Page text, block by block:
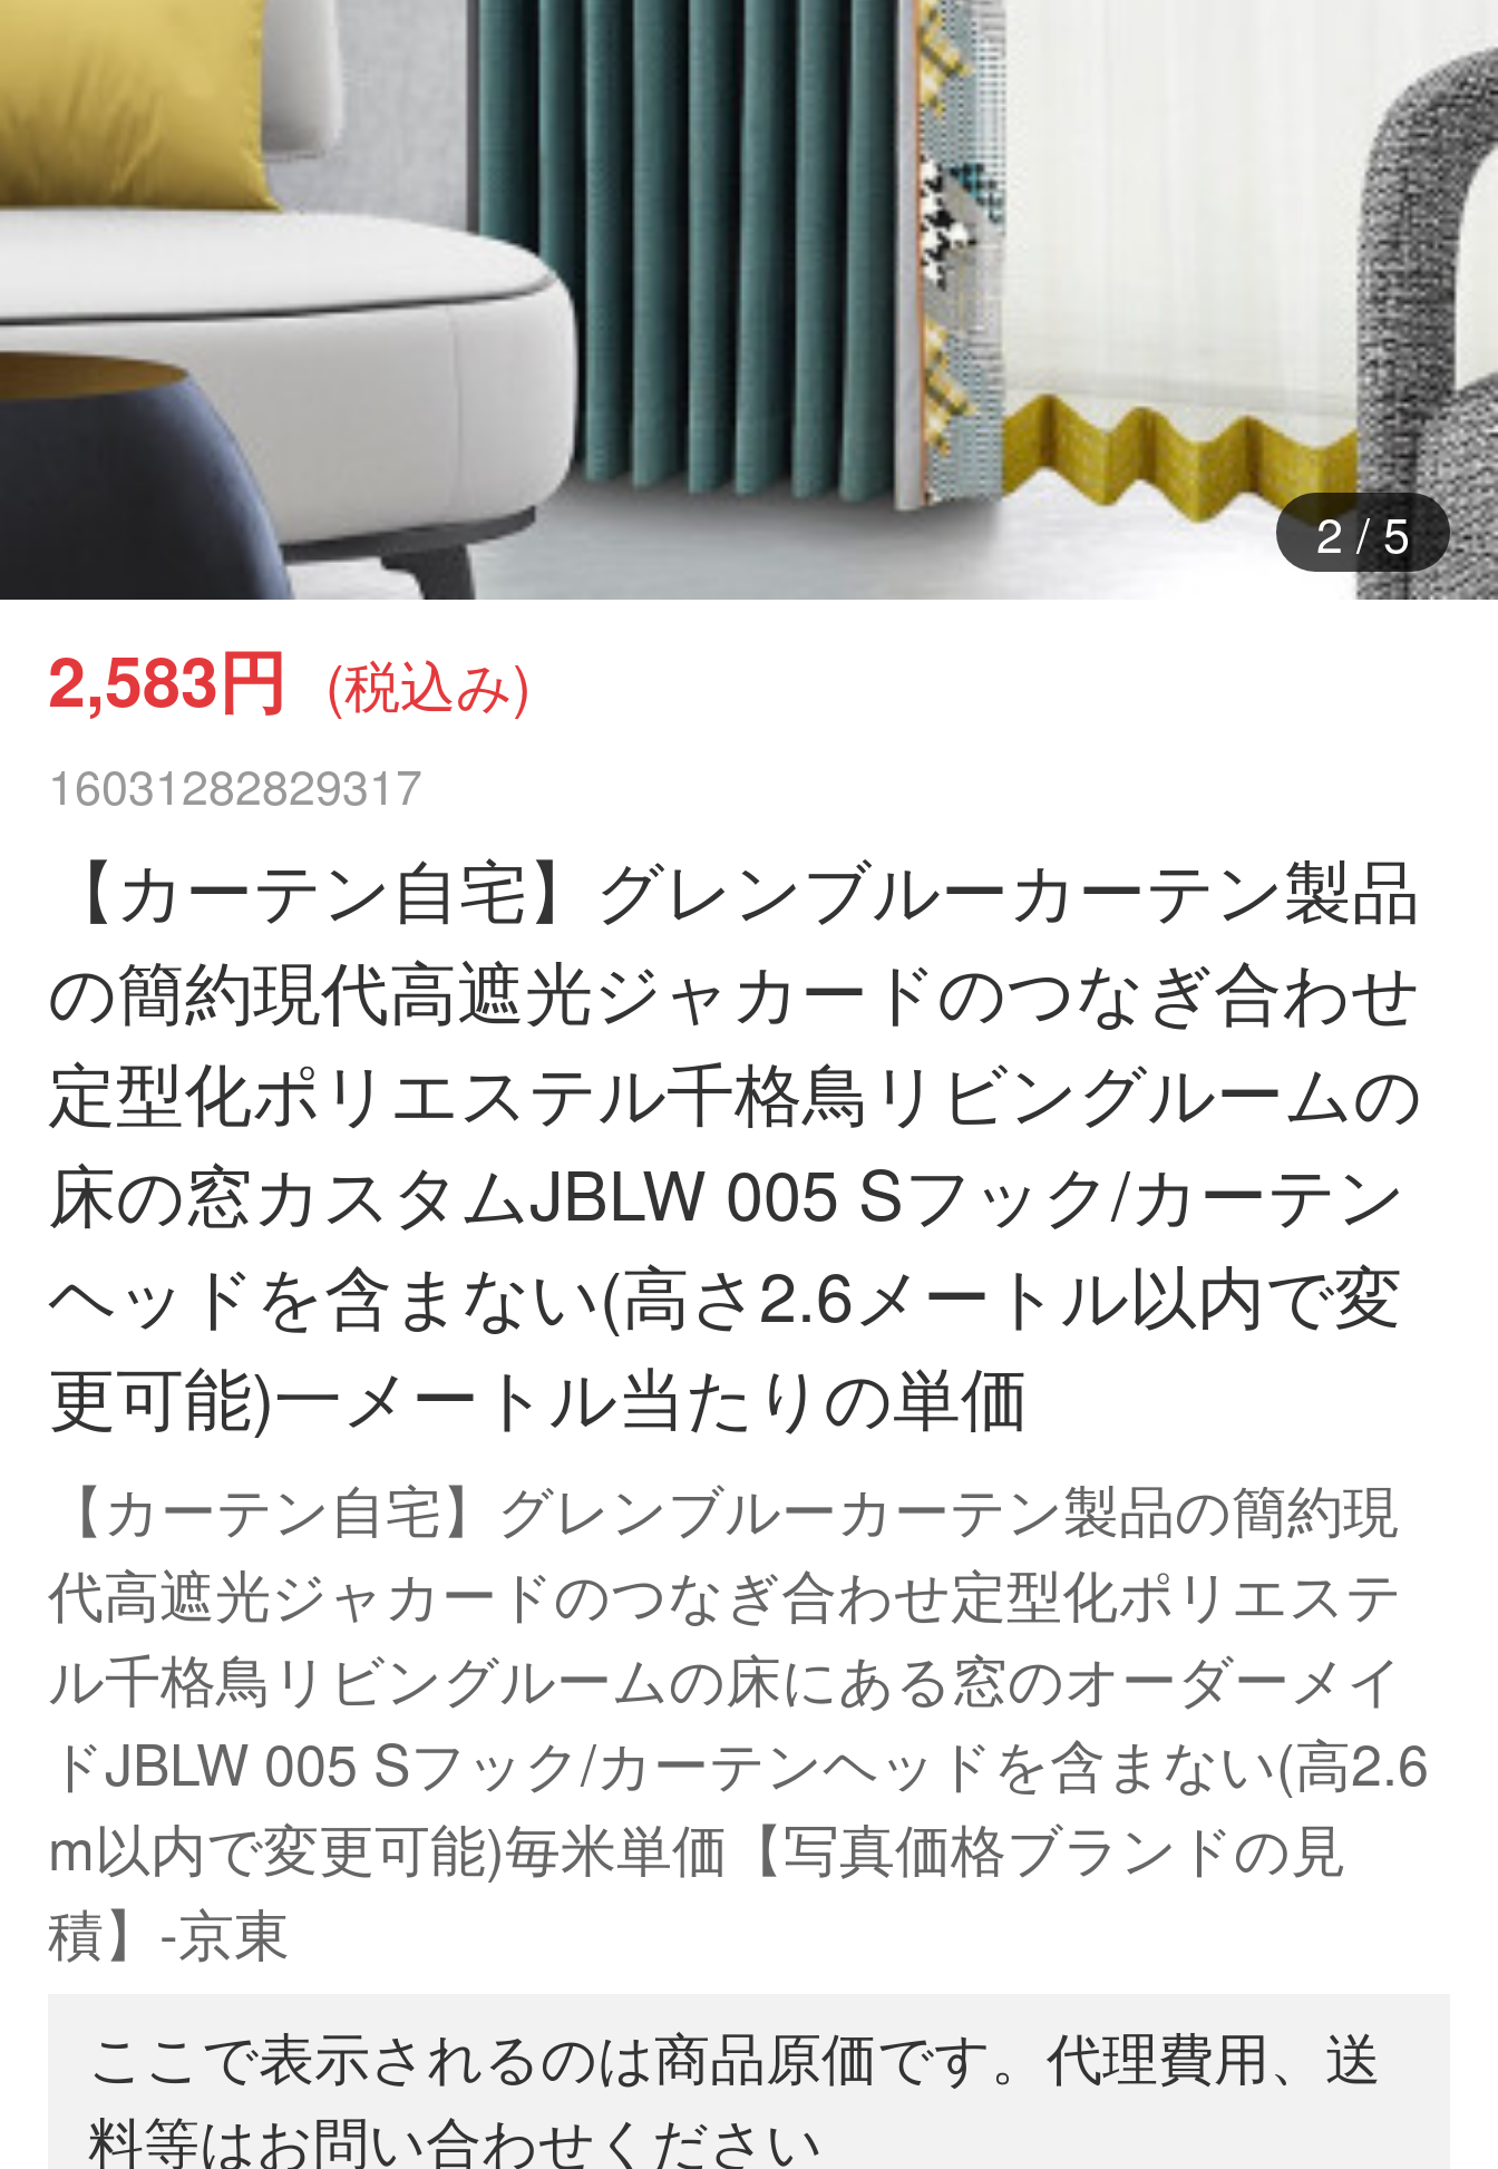
2/5
2,583円 (税込み)
16031282829317
【カーテン自宅】グレンブルーカーテン製品
の簡約現代高遮光ジャカードのつなぎ合わせ
定型化ポリエステル千格鳥リビングルームの
床の窓カスタムJBLW 005 Sフック/カーテン
ヘッドを含まない(高さ2.6メートル以内で変
更可能)一メートル当たりの単価
【カーテン自宅】グレンブルーカーテン製品の簡約現
代高遮光ジャカードのつなぎ合わせ定型化ポリエステ
ル千格鳥リビングルームの床にある窓のオーダーメイ
ドJBLW 005 Sフック/カーテンヘッドを含まない(高2.6
m以内で変更可能)毎米単価【写真価格ブランドの見
積】-京東
ここで表示されるのは商品原価です。代理費用、送
料等はお問い合わせください